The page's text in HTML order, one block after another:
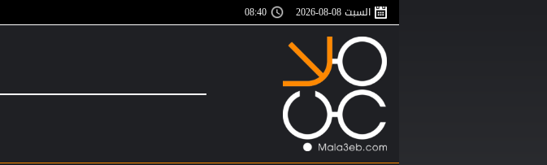
السبت 08-08-2026 08:40